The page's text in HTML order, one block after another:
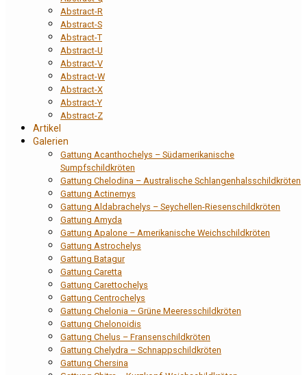
Abstract-R
Abstract-S
Abstract-T
Abstract-U
Abstract-V
Abstract-W
Abstract-X
Abstract-Y
Abstract-Z
Artikel
Galerien
Gattung Acanthochelys – Südamerikanische
Sumpfschildkröten
Gattung Chelodina – Australische Schlangenhalsschildkröten
Gattung Actinemys
Gattung Aldabrachelys – Seychellen-Riesenschildkröten
Gattung Amyda
Gattung Apalone – Amerikanische Weichschildkröten
Gattung Astrochelys
Gattung Batagur
Gattung Caretta
Gattung Carettochelys
Gattung Centrochelys
Gattung Chelonia – Grüne Meeresschildkröten
Gattung Chelonoidis
Gattung Chelus – Fransenschildkröten
Gattung Chelydra – Schnappschildkröten
Gattung Chersina